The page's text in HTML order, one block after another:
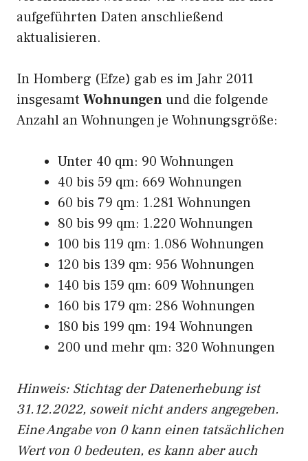
aufgeführten Daten anschließend
aktualisieren.
In Homberg (Efze) gab es im Jahr 2011
insgesamt Wohnungenund die folgende
Anzahl an Wohnungen je Wohnungsgröße:
Unter 40 qm: 90 Wohnungen
40 bis 59 qm: 669 Wohnungen
60 bis 79 qm: 1.281 Wohnungen
80 bis 99 qm: 1.220 Wohnungen
100 bis 119 qm: 1.086 Wohnungen
120 bis 139 qm: 956 Wohnungen
140 bis 159 qm: 609 Wohnungen
160 bis 179 qm: 286 Wohnungen
180 bis 199 qm: 194 Wohnungen
200 und mehr qm: 320 Wohnungen
Hinweis: Stichtag der Datenerhebung ist
31.12.2022, soweit nicht anders angegeben.
Eine Angabe von 0 kann einen tatsächlichen
Wert von 0 bedeuten, es kann aber auch